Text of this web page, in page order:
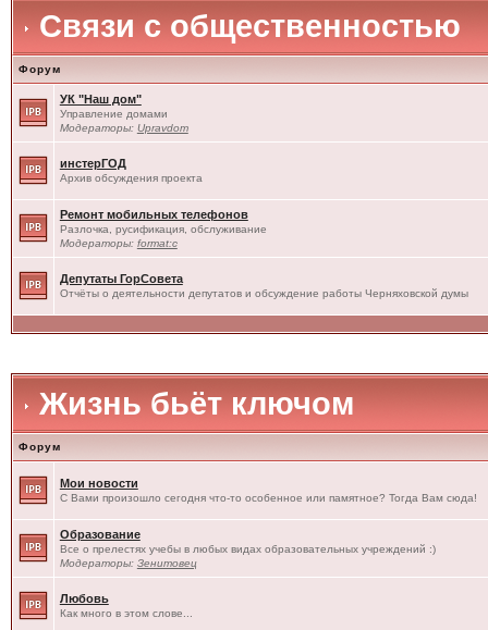
Связи с общественностью
Форум
УК "Наш дом"
Управление домами
Модераторы: Upravdom
инстерГОД
Архив обсуждения проекта
Ремонт мобильных телефонов
Разлочка, русификация, обслуживание
Модераторы: format:c
Депутаты ГорСовета
Отчёты о деятельности депутатов и обсуждение работы Черняховской думы
Жизнь бьёт ключом
Форум
Мои новости
С Вами произошло сегодня что-то особенное или памятное? Тогда Вам сюда!
Образование
Все о прелестях учебы в любых видах образовательных учреждений :)
Модераторы: Зенитовец
Любовь
Как много в этом слове...